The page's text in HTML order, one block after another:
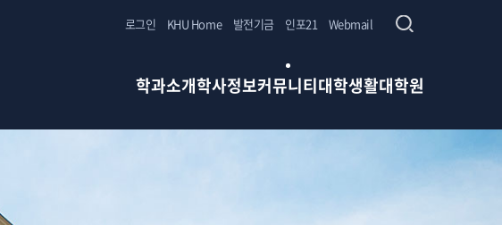
학과소개학사정보커뮤니티대학생활대학원
로그인 KHU Home 발전기금 인포21 Webmail